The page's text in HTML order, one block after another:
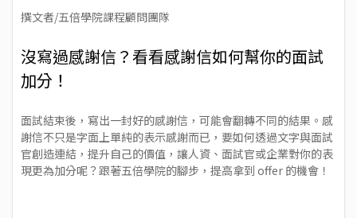
撰文者/五倍學院課程顧問團隊
沒寫過感謝信？看看感謝信如何幫你的面試
加分！
面試結束後，寫出一封好的感謝信，可能會翻轉不同的結果。感
謝信不只是字面上單純的表示感謝而已，要如何透過文字與面試
官創造連結，提升自己的價值，讓人資、面試官或企業對你的表
現更為加分呢？跟著五倍學院的腳步，提高拿到 offer 的機會！